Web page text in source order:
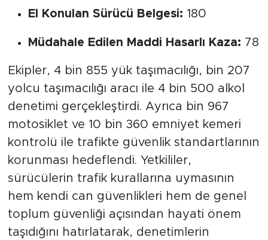
El Konulan Sürücü Belgesi: 180
Müdahale Edilen Maddi Hasarlı Kaza: 78
Ekipler, 4 bin 855 yük taşımacılığı, bin 207
yolcu taşımacılığı aracı ile 4 bin 500 alkol
denetimi gerçekleştirdi. Ayrıca bin 967
motosiklet ve 10 bin 360 emniyet kemeri
kontrolü ile trafikte güvenlik standartlarının
korunması hedeflendi. Yetkililer,
sürücülerin trafik kurallarına uymasının
hem kendi can güvenlikleri hem de genel
toplum güvenliği açısından hayati önem
taşıdığını hatırlatarak, denetimlerin